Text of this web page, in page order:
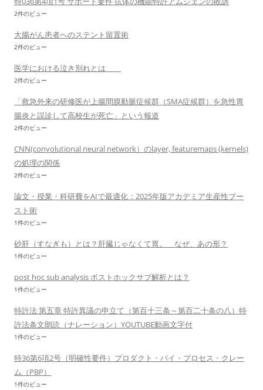
2件のビュー
大腸がん患者へのステント留置術
2件のビュー
医学における泣き別れとは
2件のビュー
「救急外来の研修医が上腸間膜動脈症候群（SMA症候群）を急性胃
腸炎と誤診して高校生が死亡」という報道
2件のビュー
CNN(convolutional neural network）のlayer, featuremaps (kernels)
の処理の関係
2件のビュー
論文・授業・科研費をAIで最適化：2025年版アカデミア生産性ブー
スト術
1件のビュー
砂肝（すなぎも）とは？肝臓じゃなくて胃。 なぜ、あの形？
1件のビュー
post hoc sub analysis ポストホックサブ解析とは？
1件のビュー
特許法 第五章 特許異議の申立て（第百十三条～第百二十条の八）特
許法条文朗読（ナレーション）YOUTUBE動画文字付
1件のビュー
特36第6項2号（明確性要件）プロダクト・バイ・プロセス・クレー
ム（PBP）
1件のビュー